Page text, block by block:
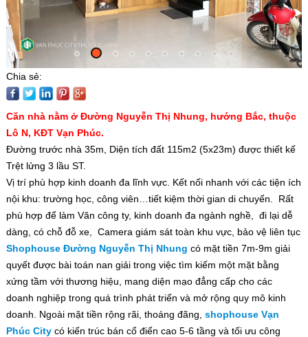
Chia sẻ:
Căn nhà nằm ở Đường Nguyễn Thị Nhung, hướng Bắc, thuộc
Lô N, KĐT Vạn Phúc.
Đường trước nhà 35m, Diện tích đất 115m2 (5x23m) được thiết kế
Trệt lửng 3 lầu ST.
Vị trí phù hợp kinh doanh đa lĩnh vực. Kết nối nhanh với các tiện ích
nội khu: trường học, công viên…tiết kiệm thời gian di chuyển. Rất
phù hợp để làm Văn công ty, kinh doanh đa ngành nghề, đi lại dễ
dàng, có chỗ đỗ xe, Camera giám sát toàn khu vực, bảo vệ liên tục
Shophouse Đường Nguyễn Thị Nhung có mặt tiền 7m-9m giải
quyết được bài toán nan giải trong việc tìm kiếm một mặt bằng
xứng tầm với thương hiệu, mang diện mạo đẳng cấp cho các
doanh nghiệp trong quá trình phát triển và mở rộng quy mô kinh
doanh. Ngoài mặt tiền rộng rãi, thoáng đãng, shophouse Vạn
Phúc Citycó kiến trúc bán cổ điển cao 5-6 tầng và tối ưu công